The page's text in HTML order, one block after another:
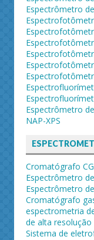
Espectrômetro
Espectrômetro
NAP-XPS
Cromatógrafo
Espectrômetro
Espectrômetro
Cromatógrafo
espectrometria
de alta resolução
Sistema de